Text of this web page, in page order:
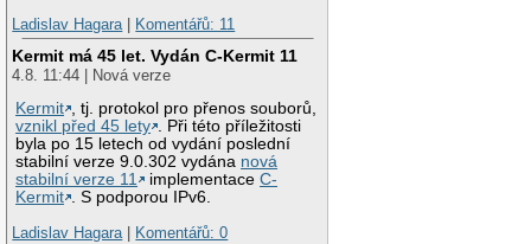
Ladislav Hagara| Komentářů: 11
Kermit má 45 let. Vydán C-Kermit 11
4.8. 11:44 | Nová verze
Kermit , tj. protokol pro přenos souborů,
vznikl před 45 lety . Při této příležitosti
byla po 15 letech od vydání poslední
stabilní verze 9.0.302 vydána nová
stabilní verze 11
implementaceC-
Kermit . S podporou IPv6.
Ladislav Hagara| Komentářů: 0